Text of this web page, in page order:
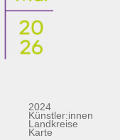
2024
Künstler:innen
Landkreise
Karte